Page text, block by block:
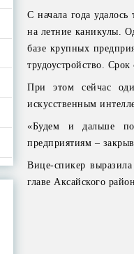
С начала года
на летние каникулы.
базе крупных
трудоустройство. Срок
При этом сейчас
искусственным
«Будем и дальше
предприятиям –
Вице-спикер выразила
главе Аксайского